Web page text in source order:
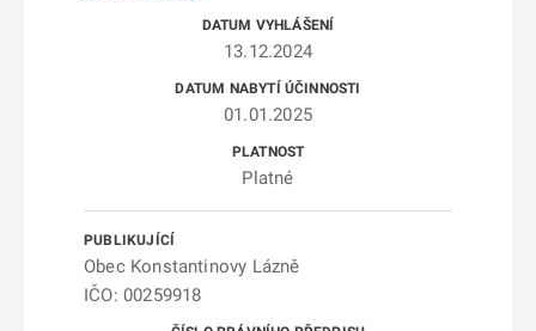
13.12.2024
01.01.2025
Platné
Obec Konstantinovy Lázně
IČO: 00259918